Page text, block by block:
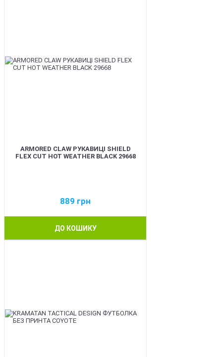
ARMORED CLAW РУКАВИЦІ SHIELD
FLEX CUT HOT WEATHER BLACK 29668
889 грн
ДО КОШИКУ